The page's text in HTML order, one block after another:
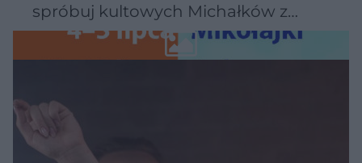
spróbuj kultowych Michałków z
Wawelu